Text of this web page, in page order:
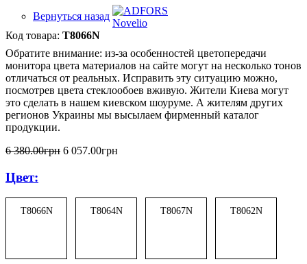
Вернуться назад
T8066N
Обратите внимание: из-за особенностей цветопередачи
монитора цвета материалов на сайте могут на несколько тонов
отличаться от реальных. Исправить эту ситуацию можно,
посмотрев цвета стеклообоев вживую. Жители Киева могут
это сделать в нашем киевском шоуруме. А жителям других
регионов Украины мы высылаем фирменный каталог
продукции.
6 380.00грн 6 057.00грн
Цвет:
T8066N T8064N T8067N T8062N